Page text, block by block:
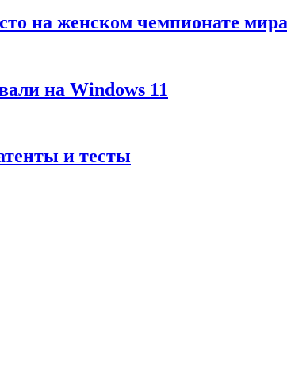
на женском чемпионате
на Windows 11
и тесты